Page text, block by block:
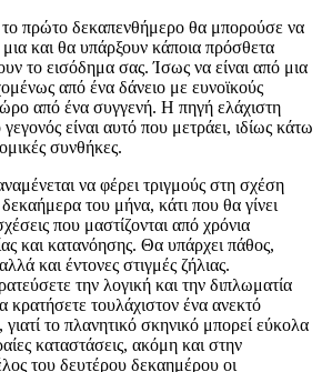
το πρώτο δεκαπενθήμερο θα μπορούσε να
μια και θα υπάρξουν κάποια πρόσθετα
το εισόδημα σας. Ίσως να είναι από μια
από ένα δάνειο με ευνοϊκούς
από ένα συγγενή. Η πηγή ελάχιστη
είναι αυτό που μετράει, ιδίως κάτω
συνθήκες.
να φέρει τριγμούς στη σχέση
του μήνα, κάτι που θα γίνει
που μαστίζονται από χρόνια
και κατανόησης. Θα υπάρχει πάθος,
και έντονες στιγμές ζήλιας.
την λογική και την διπλωματία
κρατήσετε τουλάχιστον ένα ανεκτό
το πλανητικό σκηνικό μπορεί εύκολα
καταστάσεις, ακόμη και στην
του δευτέρου δεκαημέρου οι